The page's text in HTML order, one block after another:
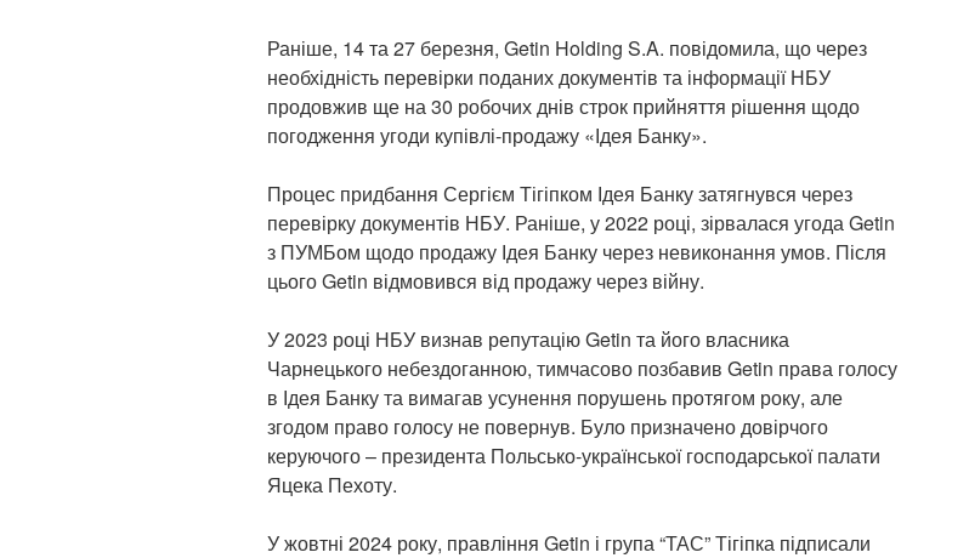
Раніше, 14 та 27 березня, Getin Holding S.A. повідомила, що через
необхідність перевірки поданих документів та інформації НБУ
продовжив ще на 30 робочих днів строк прийняття рішення щодо
погодження угоди купівлі-продажу «Ідея Банку».
Процес придбання Сергієм Тігіпком Ідея Банку затягнувся через
перевірку документів НБУ. Раніше, у 2022 році, зірвалася угода Getin
з ПУМБом щодо продажу Ідея Банку через невиконання умов. Після
цього Getin відмовився від продажу через війну.
У 2023 році НБУ визнав репутацію Getin та його власника
Чарнецького небездоганною, тимчасово позбавив Getin права голосу
в Ідея Банку та вимагав усунення порушень протягом року, але
згодом право голосу не повернув. Було призначено довірчого
керуючого – президента Польсько-української господарської палати
Яцека Пехоту.
У жовтні 2024 року, правління Getin і група “ТАС” Тігіпка підписали